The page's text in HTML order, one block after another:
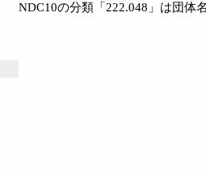
NDC10の分類「222.048」は団体